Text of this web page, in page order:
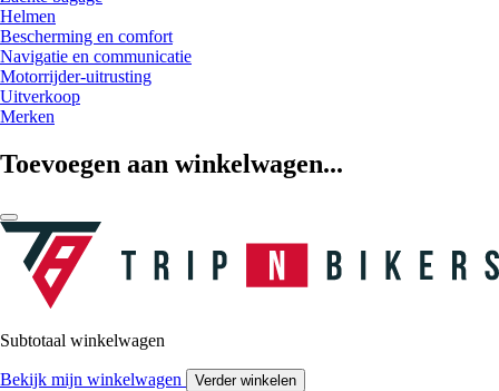
Helmen
Bescherming en comfort
Navigatie en communicatie
Motorrijder-uitrusting
Uitverkoop
Merken
Toevoegen aan winkelwagen...
Subtotaal winkelwagen
Bekijk mijn winkelwagen Verder winkelen